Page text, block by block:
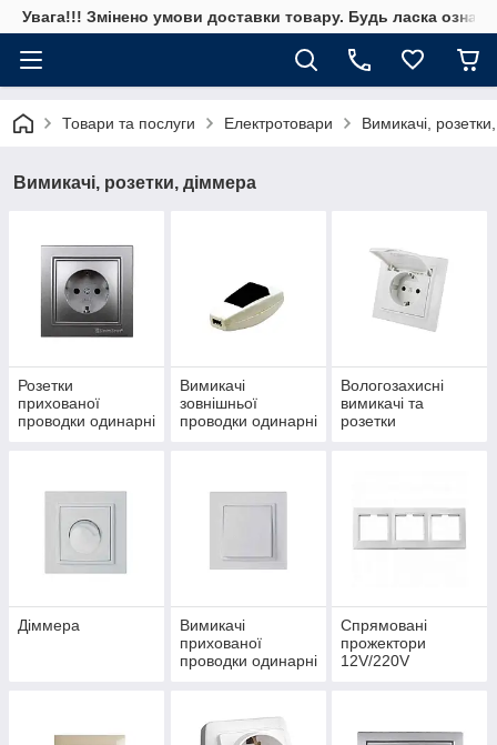
Увага!!! Змінено умови доставки товару. Будь ласка
Товари та послуги Електротовари Вимикачі,
Вимикачі, розетки, діммера
Розетки
прихованої
проводки одинарні
Вимикачі
зовнішньої
проводки одинарні
Вологозахисні
вимикачі та
розетки
Діммера
Вимикачі
прихованої
проводки одинарні
Спрямовані
прожектори
12V/220V